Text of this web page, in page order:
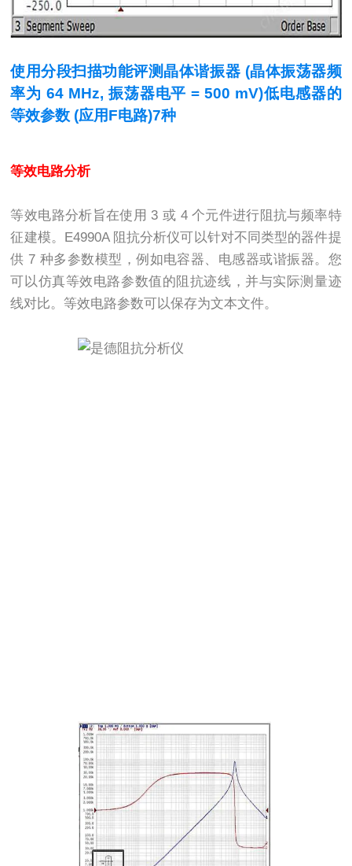
使用分段扫描功能评测晶体谐振器 (晶体振荡器频
率为 64 MHz, 振荡器电平 = 500 mV)低电感器的
等效参数 (应用F电路)7种
等效电路分析
等效电路分析旨在使用 3 或 4 个元件进行阻抗与频率特
征建模。
E4990A 阻抗分析仪可以针对不同类型的器件提
供 7 种多参数模型，例如电容器、电感器或谐振器。您
可以仿真等效电路参数值的阻抗迹线，并与实际测量迹
线对比。等效电路参数可以保存为文本文件。